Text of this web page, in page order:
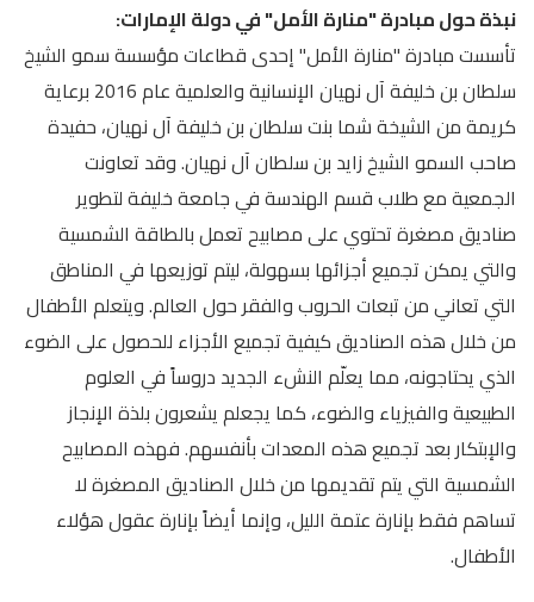
نبذة حول مبادرة "منارة الأمل" في دولة الإمارات:
تأسست مبادرة "منارة الأمل" إحدى قطاعات مؤسسة سمو الشيخ
سلطان بن خليفة آل نهيان الإنسانية والعلمية عام 2016 برعاية
كريمة من الشيخة شما بنت سلطان بن خليفة آل نهيان، حفيدة
صاحب السمو الشيخ زايد بن سلطان آل نهيان. وقد تعاونت
الجمعية مع طلاب قسم الهندسة في جامعة خليفة لتطوير
صناديق مصغرة تحتوي على مصابيح تعمل بالطاقة الشمسية
والتي يمكن تجميع أجزائها بسهولة، ليتم توزيعها في المناطق
التي تعاني من تبعات الحروب والفقر حول العالم. ويتعلم الأطفال
من خلال هذه الصناديق كيفية تجميع الأجزاء للحصول على الضوء
الذي يحتاجونه، مما يعلّم النشء الجديد دروساً في العلوم
الطبيعية والفيزياء والضوء، كما يجعلم يشعرون بلذة الإنجاز
والإبتكار بعد تجميع هذه المعدات بأنفسهم. فهذه المصابيح
الشمسية التي يتم تقديمها من خلال الصناديق المصغرة لا
تساهم فقط بإنارة عتمة الليل، وإنما أيضاً بإنارة عقول هؤلاء
الأطفال.